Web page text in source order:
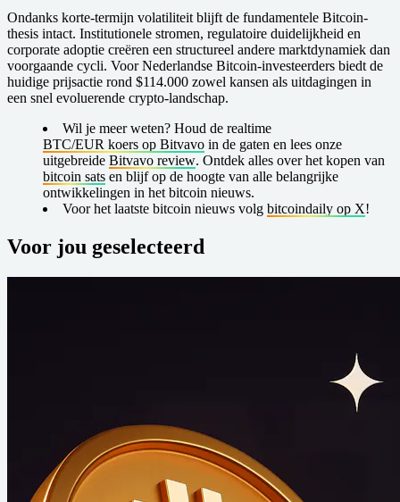
Ondanks korte-termijn volatiliteit blijft de fundamentele Bitcoin-
thesis intact. Institutionele stromen, regulatoire duidelijkheid en
corporate adoptie creëren een structureel andere marktdynamiek dan
voorgaande cycli. Voor Nederlandse Bitcoin-investeerders biedt de
huidige prijsactie rond $114.000 zowel kansen als uitdagingen in
een snel evoluerende crypto-landschap.
Wil je meer weten? Houd de realtime
BTC/EUR koers op Bitvavo in de gaten en lees onze
uitgebreide Bitvavo review. Ontdek alles over het kopen van
bitcoin sats en blijf op de hoogte van alle belangrijke
ontwikkelingen in het bitcoin nieuws.
Voor het laatste bitcoin nieuws volg bitcoindaily op X!
Voor jou geselecteerd